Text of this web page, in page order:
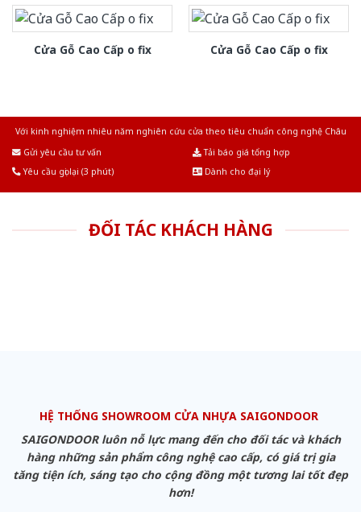
Cửa Gỗ Cao Cấp o fix Cửa Gỗ Cao Cấp o fix
Với kinh nghiệm nhiêu năm nghiên cứu cửa theo tiêu chuẩn công nghệ Châu
Gửi yêu cầu tư vấn
Tải báo giá tổng hợp
Yêu cầu gọi lại (3 phút)
Dành cho đại lý
ĐỐI TÁC KHÁCH HÀNG
HỆ THỐNG SHOWROOM CỬA NHỰA SAIGONDOOR
SAIGONDOOR luôn nỗ lực mang đến cho đối tác và khách
hàng những sản phẩm công nghệ cao cấp, có giá trị gia
tăng tiện ích, sáng tạo cho cộng đồng một tương lai tốt đẹp
hơn!